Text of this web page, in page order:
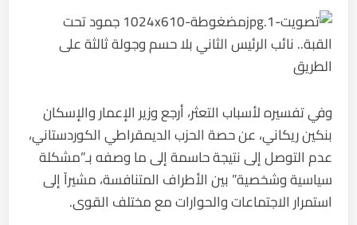
وفي تفسيره لأسباب التعثر، أرجع وزير الإعمار والإسكان
بنكين ريكاني، عن حصة الحزب الديمقراطي الكوردستاني،
عدم التوصل إلى نتيجة حاسمة إلى ما وصفه بـ”مشكلة
سياسية وشخصية” بين الأطراف المتنافسة، مشيراً إلى
استمرار الاجتماعات والحوارات مع مختلف القوى.